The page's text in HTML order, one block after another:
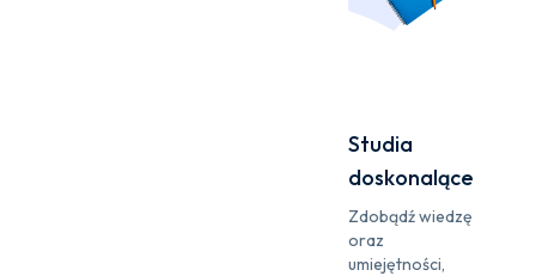
Studia
doskonalące
Zdobądź wiedzę
oraz
umiejętności,